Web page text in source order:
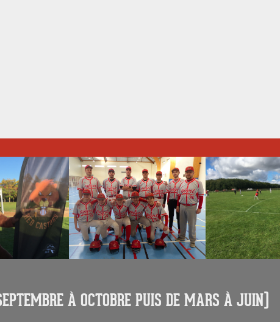
À OCTOBRE PUIS DE MARS À JUIN)